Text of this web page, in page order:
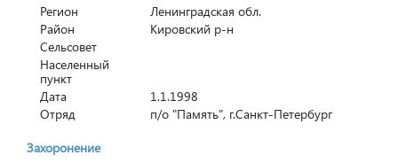
Регион
Ленинградская обл.
Район
Кировский р-н
Сельсовет
Населенный
пункт
Дата
1.1.1998
Отряд
п/о "Память", г.Санкт-Петербург
Захоронение